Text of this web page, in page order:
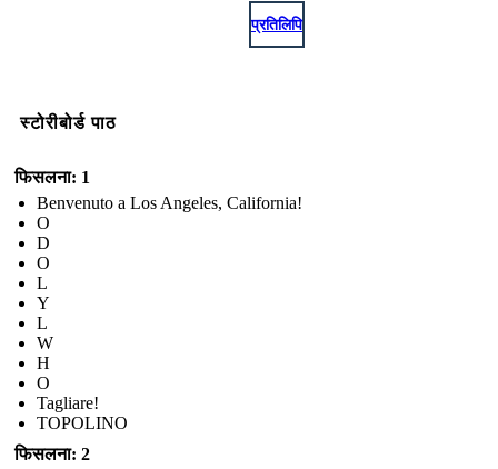
प्रतिलिपि
स्टोरीबोर्ड पाठ
फिसलना: 1
Benvenuto a Los Angeles, California!
O
D
O
L
Y
L
W
H
O
Tagliare!
TOPOLINO
फिसलना: 2